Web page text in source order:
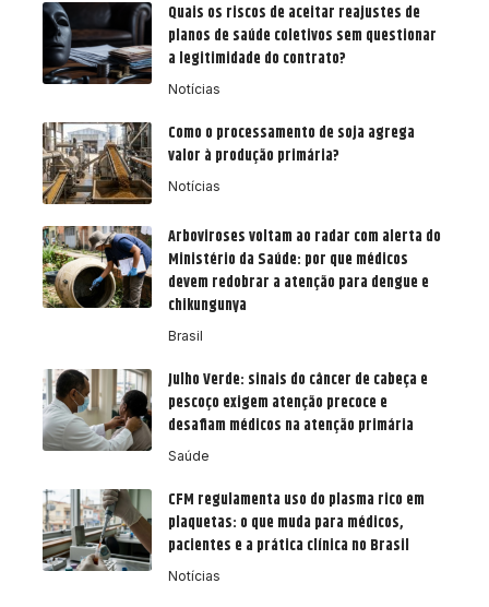
Quais os riscos de aceitar reajustes de
planos de saúde coletivos sem questionar
a legitimidade do contrato?
Notícias
Como o processamento de soja agrega
valor à produção primária?
Notícias
Arboviroses voltam ao radar com alerta do
Ministério da Saúde: por que médicos
devem redobrar a atenção para dengue e
chikungunya
Brasil
Julho Verde: sinais do câncer de cabeça e
pescoço exigem atenção precoce e
desafiam médicos na atenção primária
Saúde
CFM regulamenta uso do plasma rico em
plaquetas: o que muda para médicos,
pacientes e a prática clínica no Brasil
Notícias